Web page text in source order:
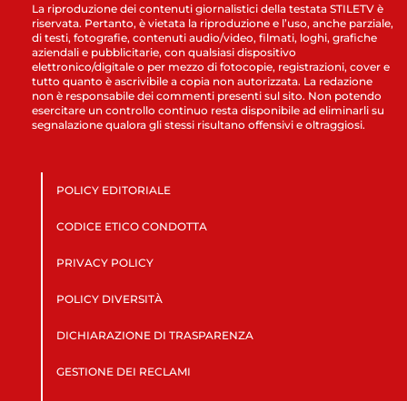
La riproduzione dei contenuti giornalistici della testata STILETV è
riservata. Pertanto, è vietata la riproduzione e l’uso, anche parziale,
di testi, fotografie, contenuti audio/video, filmati, loghi, grafiche
aziendali e pubblicitarie, con qualsiasi dispositivo
elettronico/digitale o per mezzo di fotocopie, registrazioni, cover e
tutto quanto è ascrivibile a copia non autorizzata. La redazione
non è responsabile dei commenti presenti sul sito. Non potendo
esercitare un controllo continuo resta disponibile ad eliminarli su
segnalazione qualora gli stessi risultano offensivi e oltraggiosi.
POLICY EDITORIALE
CODICE ETICO CONDOTTA
PRIVACY POLICY
POLICY DIVERSITÀ
DICHIARAZIONE DI TRASPARENZA
GESTIONE DEI RECLAMI